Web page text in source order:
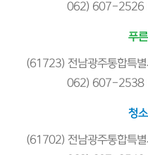
062) 607-2526
푸
(61723) 전남광주통합특
062) 607-2538
청
(61702) 전남광주통합특